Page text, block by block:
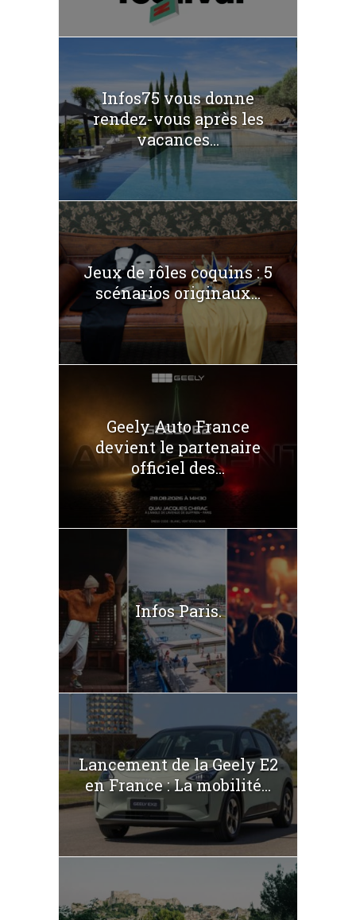
Infos75 vous donne
rendez-vous après les
vacances...
Jeux de rôles coquins : 5
scénarios originaux...
Geely Auto France
devient le partenaire
officiel des...
Infos Paris.
Lancement de la Geely E2
en France : La mobilité...